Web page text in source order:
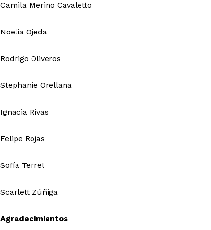
Camila Merino Cavaletto
Noelia Ojeda
Rodrigo Oliveros
Stephanie Orellana
Ignacia Rivas
Felipe Rojas
Sofía Terrel
Scarlett Zúñiga
Agradecimientos